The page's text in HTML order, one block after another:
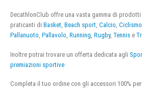
DecathlonClub offre una vasta gamma di
praticanti di Basket, Beach sport, Calcio, Ciclismo
Pallanuoto, Pallavolo, Running, Rugby, Tennis e
Inoltre potrai trovare un offerta dedicata agli
premiazioni sportive
Completa il tuo ordine con gli accessori 100%